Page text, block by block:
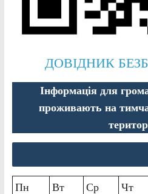
ДОВІДНИК
Інформація для
проживають на
Пн Вт Ср Чт